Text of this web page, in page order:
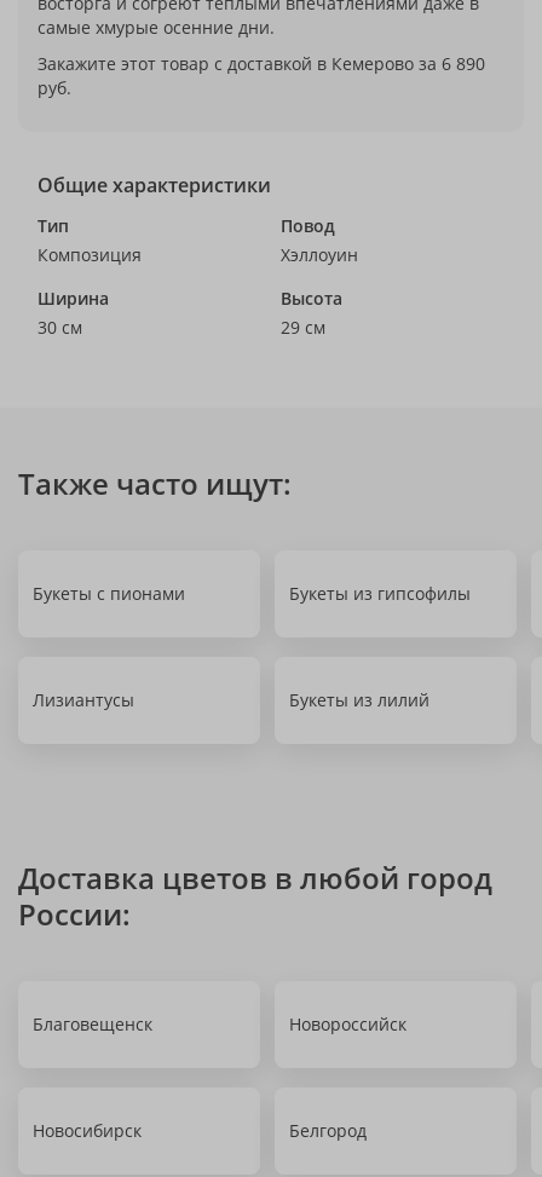
самые хмурые осенние дни.
Закажите этот товар с доставкой в Кемерово за 6 890
руб.
Общие характеристики
Тип
Композиция
Повод
Хэллоуин
Ширина
30 см
Высота
29 см
Также часто ищут:
Букеты с пионами Букеты из гипсофилы
Лизиантусы Букеты из лилий
Доставка цветов в любой город
России:
Благовещенск Новороссийск
Новосибирск Белгород